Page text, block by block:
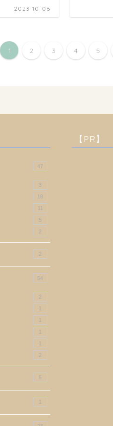
2023-10-06
1 2 3 4 5
47
3
18
11
5
2
2
54
2
1
1
1
1
2
5
1
【PR】